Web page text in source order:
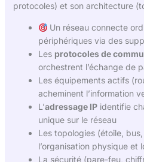
protocoles) et son architecture
Un réseau connecte
périphériques via des
Les protocoles de
orchestrent l’échange de
Les équipements actifs
acheminent l’information
L’adressage IPidentifie
unique sur le réseau
Les topologies (étoile,
l’organisation physique et
La sécurité (pare-feu,